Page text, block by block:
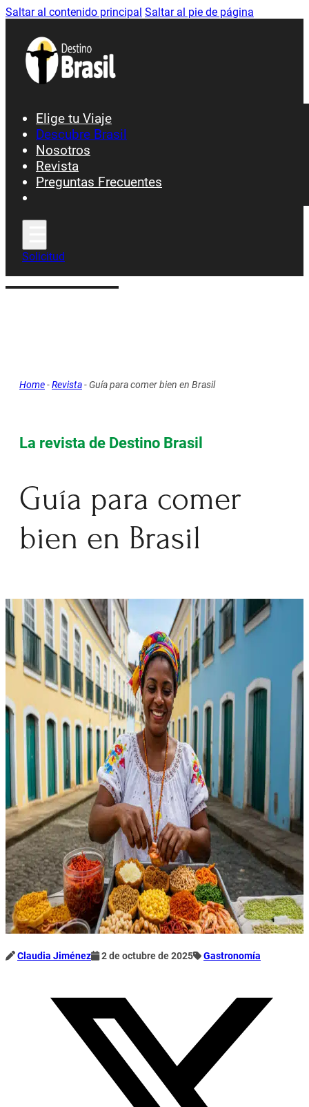
Saltar al contenido principal Saltar al pie de página
Elige tu Viaje
Descubre Brasil
Ciudades y Patrimonio
Fiesta y Carnavales
Selva y Naturaleza
Nosotros
Revista
Preguntas Frecuentes
Solicitud
Home-Revista- Guía para comer bien en Brasil
La revista de Destino Brasil
Guía para comer
bien en Brasil
Claudia Jiménez 2 de octubre de 2025 Gastronomía